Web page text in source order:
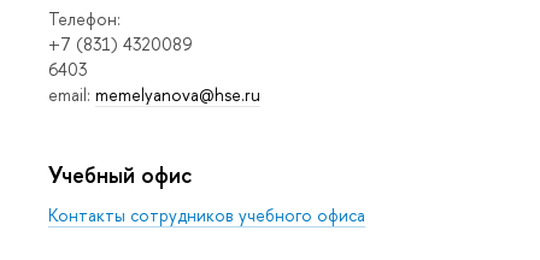
Телефон:
+7 (831) 4320089
6403
email: memelyanova@hse.ru
Учебный офис
Контакты сотрудников учебного офиса